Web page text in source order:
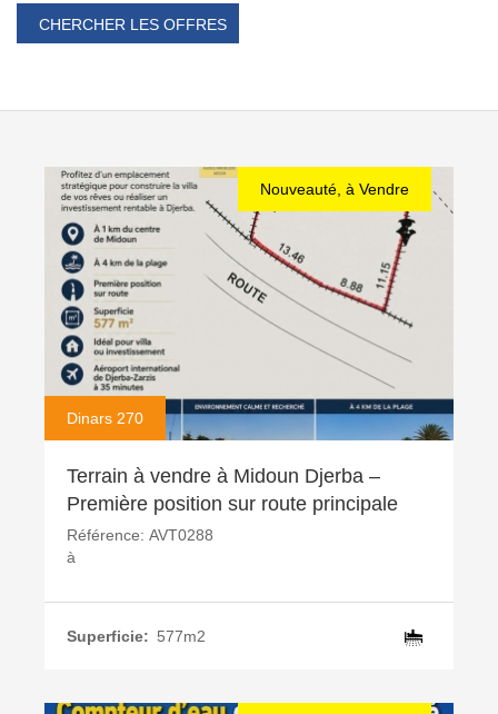
Nouveauté, à Vendre
Dinars 270
Terrain à vendre à Midoun Djerba –
Première position sur route principale
Référence: AVT0288
à
Superficie: 577m2